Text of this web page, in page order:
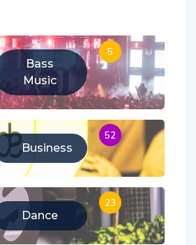
Bass
Music
5
Business
52
Dance
23